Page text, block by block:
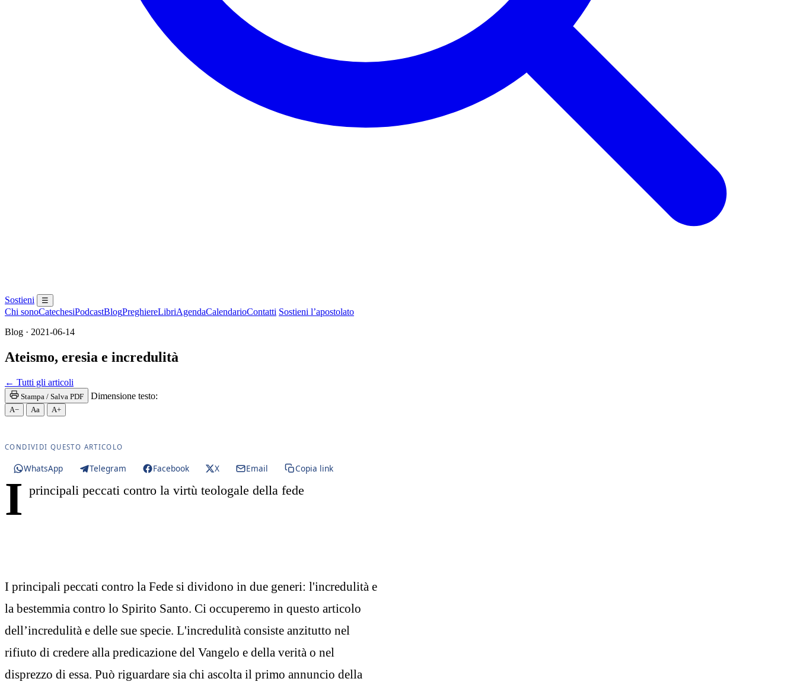
Sostieni ☰
Chi sonoCatechesiPodcastBlogPreghiereLibriAgendaCalendarioContatti Sostieni l’apostolato
Blog · 2021-06-14
Ateismo, eresia e incredulità
← Tutti gli articoli
Stampa / Salva PDF Dimensione testo:
A− Aa A+
CONDIVIDI QUESTO ARTICOLO
WhatsApp Telegram Facebook X Email Copia link
I principali peccati contro la virtù teologale della fede
I principali peccati contro la Fede si dividono in due generi: l'incredulità e
la bestemmia contro lo Spirito Santo. Ci occuperemo in questo articolo
dell’incredulità e delle sue specie. L'incredulità consiste anzitutto nel
rifiuto di credere alla predicazione del Vangelo e della verità o nel
disprezzo di essa. Può riguardare sia chi ascolta il primo annuncio della